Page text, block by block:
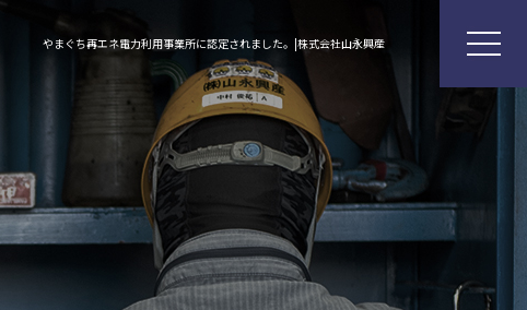
やまぐち再エネ電力利用事業所に認定されました。|株式会社山永興産